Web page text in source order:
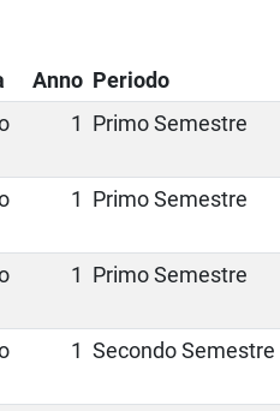
Anno Periodo
1 Primo Semestre
1 Primo Semestre
1 Primo Semestre
1 Secondo Semestre